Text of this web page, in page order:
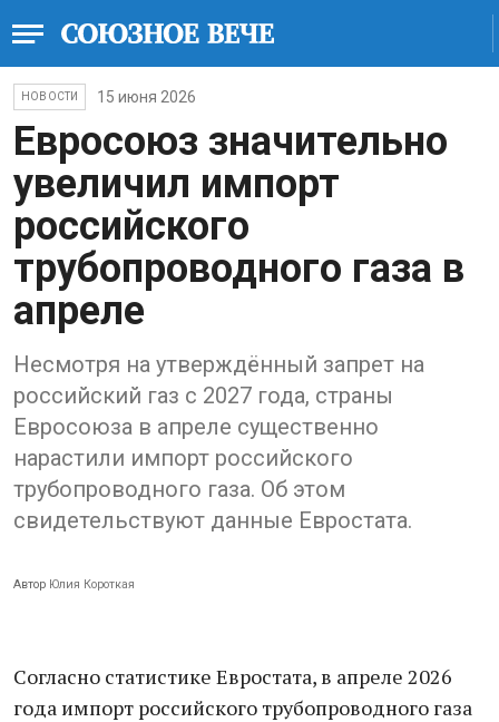
НОВОСТИ 15 июня 2026
Евросоюз значительно
увеличил импорт
российского
трубопроводного газа в
апреле
Несмотря на утверждённый запрет на
российский газ с 2027 года, страны
Евросоюза в апреле существенно
нарастили импорт российского
трубопроводного газа. Об этом
свидетельствуют данные Евростата.
Автор Юлия Короткая
Согласно статистике Евростата, в апреле 2026
года импорт российского трубопроводного газа